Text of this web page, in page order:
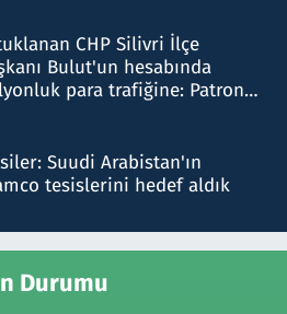
CHP Silivri İlçe
Bulut'un hesabında
para trafiğine: Patron
Suudi Arabistan'ın
tesislerini hedef aldık
Durumu